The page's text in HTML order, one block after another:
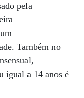
pela
Também no
igual a 14 anos é